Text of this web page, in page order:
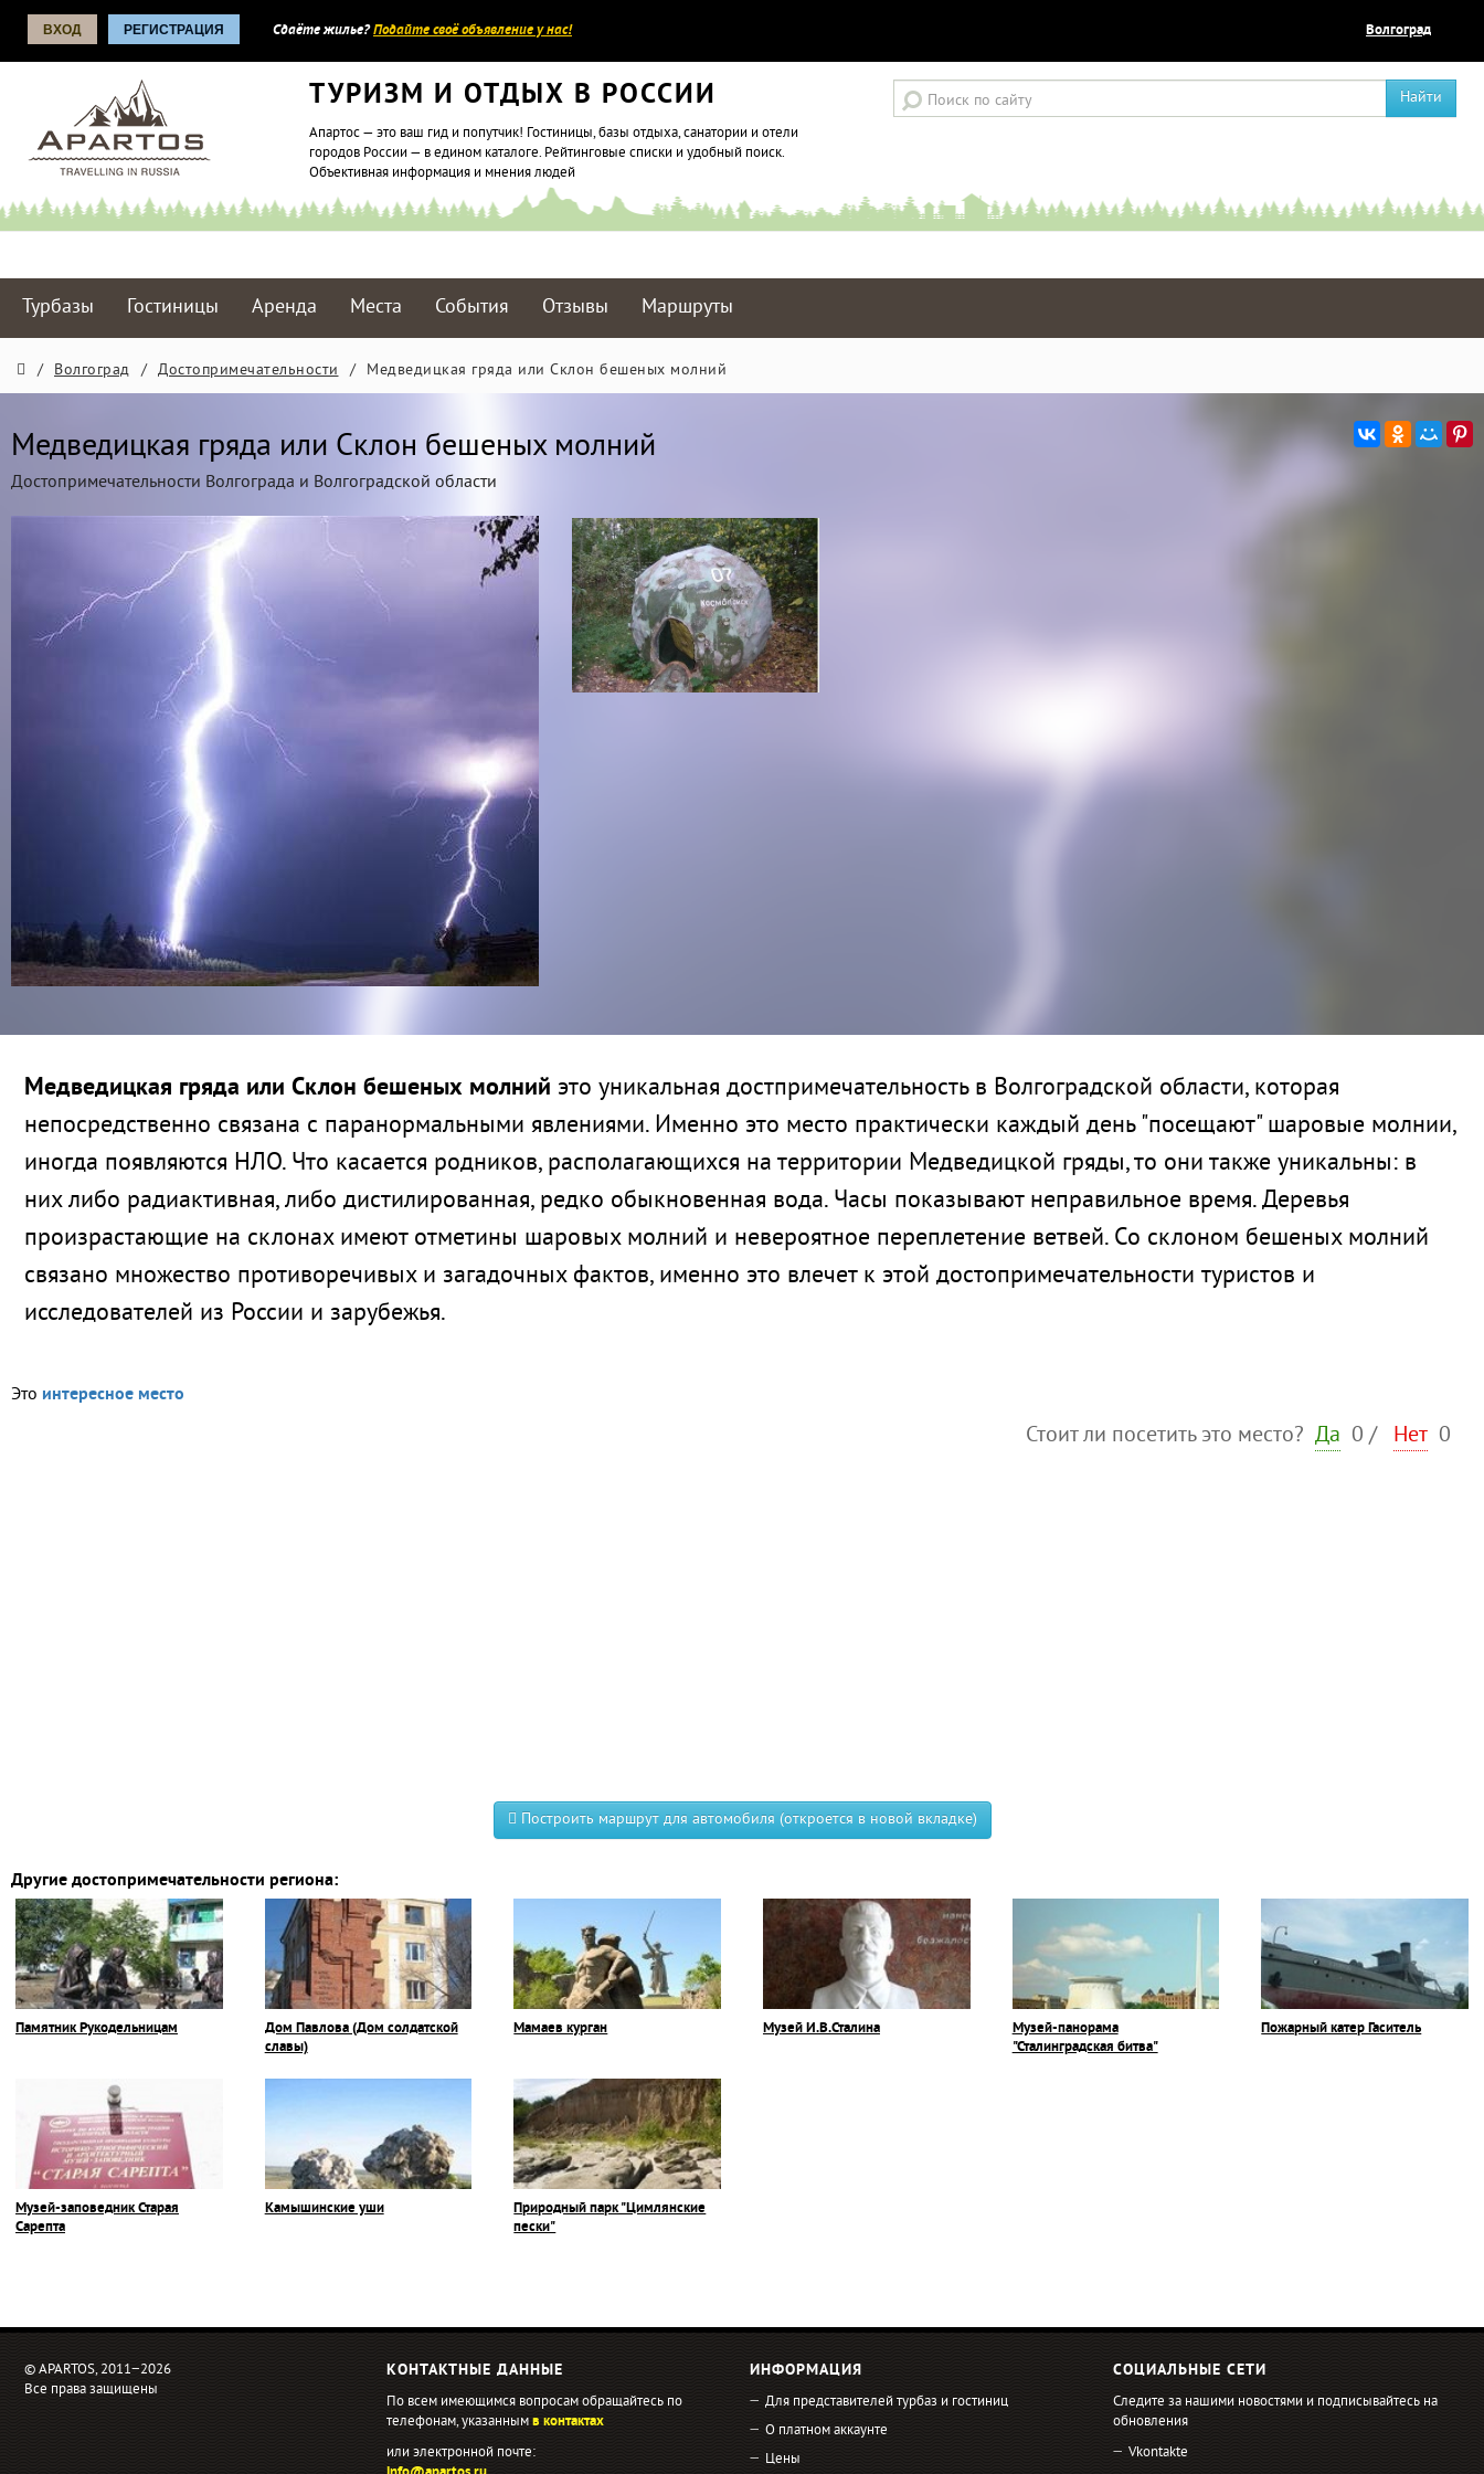
ВХОД РЕГИСТРАЦИЯ Сдаёте жилье?Подайте своё объявление у нас! Волгоград
ТУРИЗМ И ОТДЫХ В РОССИИ
Апартос — это ваш гид и попутчик! Гостиницы, базы отдыха, санатории и отели
городов России — в едином каталоге. Рейтинговые списки и удобный поиск.
Объективная информация и мнения людей
Найти
Турбазы Гостиницы Аренда Места События Отзывы Маршруты
/ Волгоград / Достопримечательности / Медведицкая гряда или Склон бешеных молний
Медведицкая гряда или Склон бешеных молний
Достопримечательности Волгограда и Волгоградской области
Медведицкая гряда или Склон бешеных молний это уникальная достпримечательность в Волгоградской области, которая
непосредственно связана с паранормальными явлениями. Именно это место практически каждый день "посещают" шаровые молнии,
иногда появляются НЛО. Что касается родников, располагающихся на территории Медведицкой гряды, то они также уникальны: в
них либо радиактивная, либо дистилированная, редко обыкновенная вода. Часы показывают неправильное время. Деревья
произрастающие на склонах имеют отметины шаровых молний и невероятное переплетение ветвей. Со склоном бешеных молний
связано множество противоречивых и загадочных фактов, именно это влечет к этой достопримечательности туристов и
исследователей из России и зарубежья.
Это интересное место
Стоит ли посетить это место? Да 0 / Нет 0
Построить маршрут для автомобиля (откроется в новой вкладке)
Другие достопримечательности региона:
Памятник Рукодельницам
Дом Павлова (Дом солдатской
славы)
Мамаев курган Музей И.В.Сталина
Музей-панорама
"Сталинградская битва"
Пожарный катер Гаситель
Музей-заповедник Старая
Сарепта
Камышинские уши
Природный парк "Цимлянские
пески"
© APARTOS, 2011−2026
Все права защищены
КОНТАКТНЫЕ ДАННЫЕ
По всем имеющимся вопросам обращайтесь по
телефонам, указаннымв контактах
или электронной почте:
ИНФОРМАЦИЯ
Для представителей турбаз и гостиниц
О платном аккаунте
Цены
СОЦИАЛЬНЫЕ СЕТИ
Следите за нашими новостями и подписывайтесь на
обновления
Vkontakte